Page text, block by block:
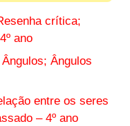
crítica;
ano
Ângulos
entre os seres
– 4º ano